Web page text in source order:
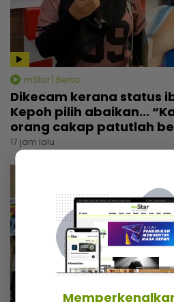
mStar | Berita
Dikecam kerana status
Kepoh pilih abaikan...
orang cakap patutlah
17 jam lalu